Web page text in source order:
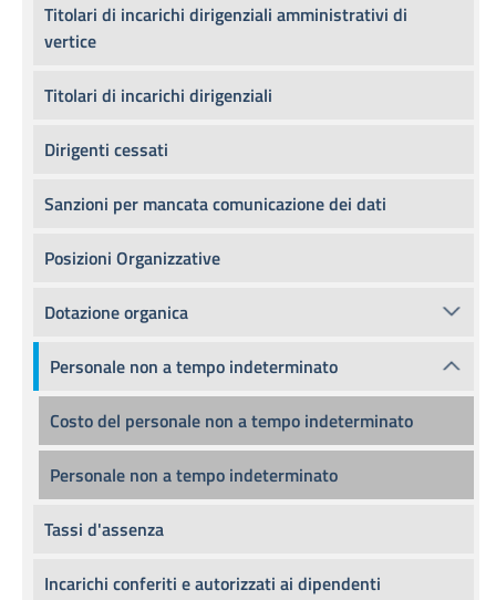
Titolari di incarichi dirigenziali amministrativi di
vertice
Titolari di incarichi dirigenziali
Dirigenti cessati
Sanzioni per mancata comunicazione dei dati
Posizioni Organizzative
Dotazione organica
Personale non a tempo indeterminato
Costo del personale non a tempo indeterminato
Personale non a tempo indeterminato
Tassi d'assenza
Incarichi conferiti e autorizzati ai dipendenti